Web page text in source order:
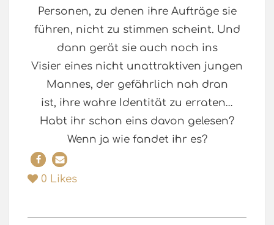
Personen, zu denen ihre Aufträge sie
führen, nicht zu stimmen scheint. Und
dann gerät sie auch noch ins
Visier eines nicht unattraktiven jungen
Mannes, der gefährlich nah dran
ist, ihre wahre Identität zu erraten…
Habt ihr schon eins davon gelesen?
Wenn ja wie fandet ihr es?
0 Likes